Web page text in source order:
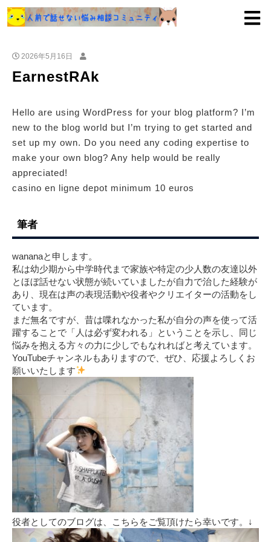
2026年5月16日
EarnestRAk
Hello are using WordPress for your blog platform? I’m
new to the blog world but I’m trying to get started and
set up my own. Do you need any coding expertise to
make your own blog? Any help would be really
appreciated!
casino en ligne depot minimum 10 euros
筆者
wananaと申します。
私は幼少期から中学時代まで家族や特定の少人数の友達以外
とほぼ話せない状態が続いていましたが自力で治した経験が
あり、現在は声の表現活動や役者やクリエイターの活動をし
ています。
まだ無名ですが、昔は喋れなかった私が自分の声を使って活
躍することで「人は必ず変われる」ということを示し、同じ
悩みを抱える方々の力に少しでもなれればと考えています。
YouTubeチャンネルもありますので、ぜひ、応援よろしくお
願いいたします
役者としてのブログは、こちらをご覧頂けたら幸いです。↓